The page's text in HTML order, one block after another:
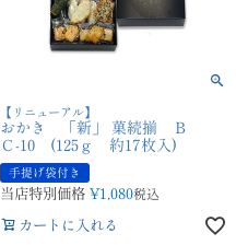
【リニューアル】
おかき 「新」 菓続揃 Ｂ
Ｃ-10 (125ｇ 約17枚入)
手提げ袋付き
当店特別価格 ¥1,080税込
カートに入れる